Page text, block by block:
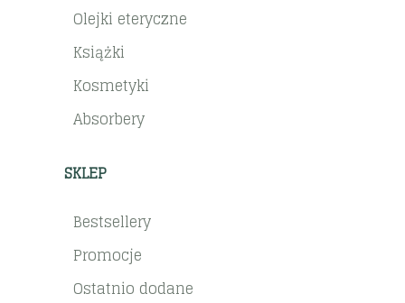
Olejki eteryczne
Książki
Kosmetyki
Absorbery
SKLEP
Bestsellery
Promocje
Ostatnio dodane